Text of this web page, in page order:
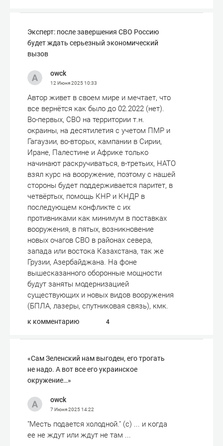
Эксперт: после завершения СВО Россию
будет ждать серьезный экономический
вызов
owck
12 Июня 202510:33
Автор живет в своем мире и мечтает, что
все вернётся как было до 02.2022 (нет).
Во-первых, СВО на территории т.н.
окраины, на десятилетия с учетом ПМР и
Гагаузии, во-вторых, кампании в Сирии,
Иране, Палестине и Африке только
начинают раскручиваться, в-третьих, НАТО
взял курс на вооружение, поэтому с нашей
стороны будет поддерживается паритет, в
четвёртых, помощь КНР и КНДР в
последующем конфликте с их
противниками как минимум в поставках
вооружения, в пятых, возникновение
новых очагов СВО в районах севера,
запада или востока Казахстана, так же
Грузии, Азербайджана. На фоне
вышесказанного оборонные мощности
будут заняты модернизацией
существующих и новых видов вооружения
(БПЛА, лазеры, спутниковая связь), кмк.
к комментарию 4
«Сам Зеленский нам выгоден, его трогать
не надо. А вот все его украинское
окружение…»
owck
7 Июня 202514:22
"Месть подается холодной." (с) ... и когда
ее не ждут или ждут не там ...